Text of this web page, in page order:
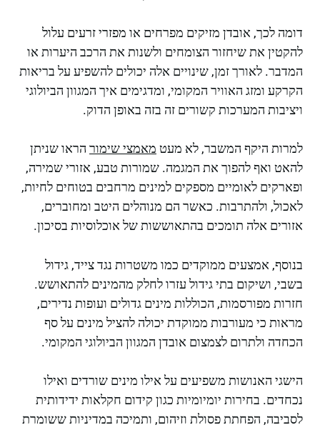
דומה לכך, אובדן מזיקים מפרחים או מפזרי זרעים עלול
להקטין את שיחזור הצומחים ולשנות את הרכב היערות או
המדבר. לאורך זמן, שינויים אלה יכולים להשפיע על בריאות
הקרקע ומזג האוויר המקומי, ומדגימים איך המגוון הביולוגי
ויציבות המערכות קשורים זה בזה באופן הדוק.
למרות היקף המשבר, לא מעט מאמצי שימור הראו שניתן
להאט ואף להפוך את המגמה. שמורות טבע, אזורי שמירה,
ופארקים לאומיים מספקים למינים מרחבים בטוחים לחיות,
לאכול, ולהתרבות. כאשר הם מנוהלים היטב ומחוברים,
אזורים אלה תומכים בהתאוששות של אוכלוסיות בסיכון.
בנוסף, אמצעים ממוקדים כמו משטרות נגד צייד, גידול
בשבי, ושיקום בתי גידול עזרו לחלק מהמינים להתאושש.
חזרות מפורסמות, הכוללות מינים גדולים ועופות נדירים,
מראות כי מעורבות ממוקדת יכולה להציל מינים על סף
הכחדה ולתרום לצמצום אובדן המגוון הביולוגי המקומי.
הישגי האנושות משפיעים על אילו מינים שורדים ואילו
נכחדים. בחירות יומיומיות כגון קידום חקלאות ידידותית
לסביבה, הפחתת פסולת וזיהום, ותמיכה במדיניות ששומרת